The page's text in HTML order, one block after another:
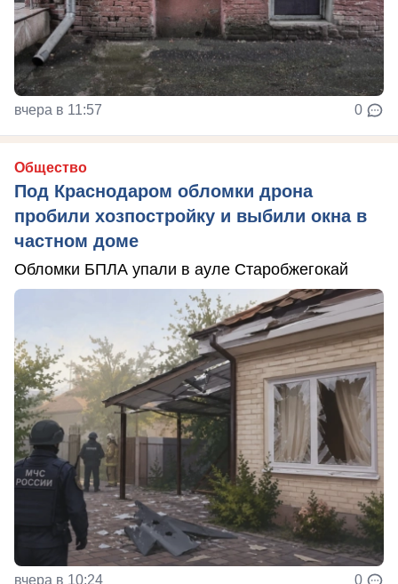
вчера в 11:57 0
Общество
Под Краснодаром обломки дрона
пробили хозпостройку и выбили окна в
частном доме
Обломки БПЛА упали в ауле Старобжегокай
вчера в 10:24 0